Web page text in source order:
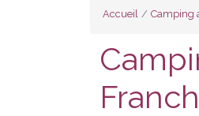
Accueil Camping